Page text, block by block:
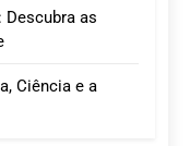
Descubra as
Ciência e a